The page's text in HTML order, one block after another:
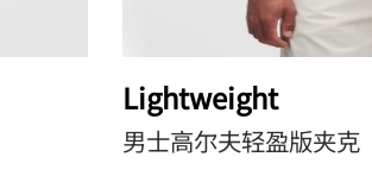
Lightweight
男士高尔夫轻盈版夹克